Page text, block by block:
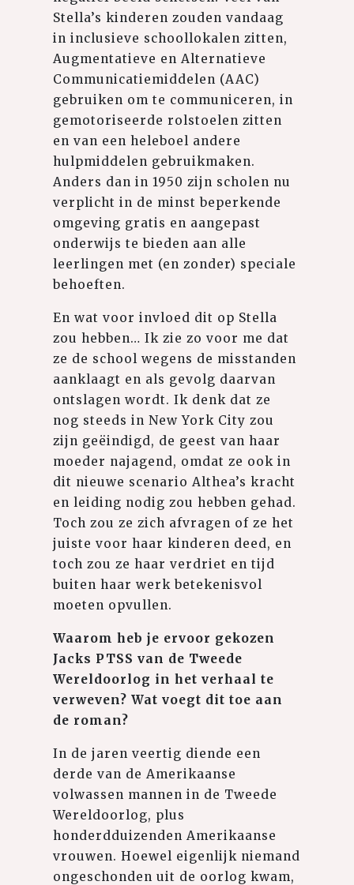
Stella’s kinderen zouden vandaag
in inclusieve schoollokalen zitten,
Augmentatieve en Alternatieve
Communicatiemiddelen (AAC)
gebruiken om te communiceren, in
gemotoriseerde rolstoelen zitten
en van een heleboel andere
hulpmiddelen gebruikmaken.
Anders dan in 1950 zijn scholen nu
verplicht in de minst beperkende
omgeving gratis en aangepast
onderwijs te bieden aan alle
leerlingen met (en zonder) speciale
behoeften.
En wat voor invloed dit op Stella
zou hebben… Ik zie zo voor me dat
ze de school wegens de misstanden
aanklaagt en als gevolg daarvan
ontslagen wordt. Ik denk dat ze
nog steeds in New York City zou
zijn geëindigd, de geest van haar
moeder najagend, omdat ze ook in
dit nieuwe scenario Althea’s kracht
en leiding nodig zou hebben gehad.
Toch zou ze zich afvragen of ze het
juiste voor haar kinderen deed, en
toch zou ze haar verdriet en tijd
buiten haar werk betekenisvol
moeten opvullen.
Waarom heb je ervoor gekozen
Jacks PTSS van de Tweede
Wereldoorlog in het verhaal te
verweven? Wat voegt dit toe aan
de roman?
In de jaren veertig diende een
derde van de Amerikaanse
volwassen mannen in de Tweede
Wereldoorlog, plus
honderdduizenden Amerikaanse
vrouwen. Hoewel eigenlijk niemand
ongeschonden uit de oorlog kwam,